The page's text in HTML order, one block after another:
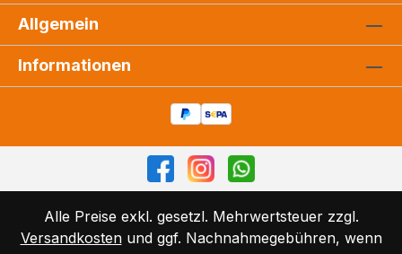
Allgemein
Informationen
Alle Preise exkl. gesetzl. Mehrwertsteuer zzgl.
Versandkostenund ggf. Nachnahmegebühren, wenn